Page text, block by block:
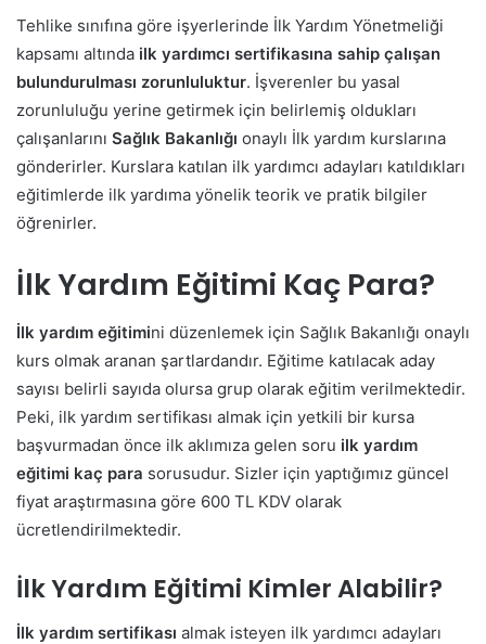
Tehlike sınıfına göre işyerlerinde İlk Yardım Yönetmeliği
kapsamı altında ilk yardımcı sertifikasına sahip çalışan
bulundurulması zorunluluktur. İşverenler bu yasal
zorunluluğu yerine getirmek için belirlemiş oldukları
çalışanlarını Sağlık Bakanlığı onaylı İlk yardım kurslarına
gönderirler. Kurslara katılan ilk yardımcı adayları katıldıkları
eğitimlerde ilk yardıma yönelik teorik ve pratik bilgiler
öğrenirler.
İlk Yardım Eğitimi Kaç Para?
İlk yardım eğitimini düzenlemek için Sağlık Bakanlığı onaylı
kurs olmak aranan şartlardandır. Eğitime katılacak aday
sayısı belirli sayıda olursa grup olarak eğitim verilmektedir.
Peki, ilk yardım sertifikası almak için yetkili bir kursa
başvurmadan önce ilk aklımıza gelen soru ilk yardım
eğitimi kaç para sorusudur. Sizler için yaptığımız güncel
fiyat araştırmasına göre 600 TL KDV olarak
ücretlendirilmektedir.
İlk Yardım Eğitimi Kimler Alabilir?
İlk yardım sertifikası almak isteyen ilk yardımcı adayları